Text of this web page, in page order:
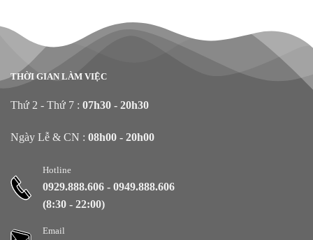
THỜI GIAN LÀM VIỆC
Thứ 2 - Thứ 7 : 07h30 - 20h30
Ngày Lễ & CN : 08h00 - 20h00
Hotline
0929.888.606 - 0949.888.606
(8:30 - 22:00)
Email